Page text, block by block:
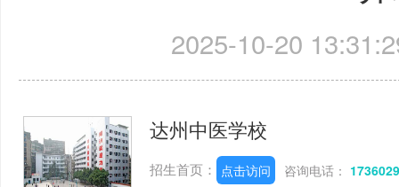
2025-10-20
达州中医学校
招生首页： 点击访问 咨询电话：